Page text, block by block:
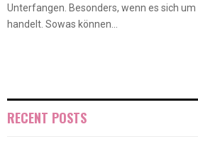
Unterfangen. Besonders, wenn es sich
handelt. Sowas können...
RECENT POSTS